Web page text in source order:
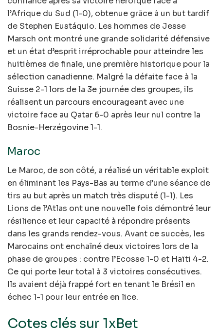
l’Afrique du Sud (1-0), obtenue grâce à un but tardif
de Stephen Eustáquio. Les hommes de Jesse
Marsch ont montré une grande solidarité défensive
et un état d’esprit irréprochable pour atteindre les
huitièmes de finale, une première historique pour la
sélection canadienne. Malgré la défaite face à la
Suisse 2-1 lors de la 3e journée des groupes, ils
réalisent un parcours encourageant avec une
victoire face au Qatar 6-0 après leur nul contre la
Bosnie-Herzégovine 1-1.
Maroc
Le Maroc, de son côté, a réalisé un véritable exploit
en éliminant les Pays-Bas au terme d’une séance de
tirs au but après un match très disputé (1-1). Les
Lions de l’Atlas ont une nouvelle fois démontré leur
résilience et leur capacité à répondre présents
dans les grands rendez-vous. Avant ce succès, les
Marocains ont enchaîné deux victoires lors de la
phase de groupes : contre l’Ecosse 1-0 et Haïti 4-2.
Ce qui porte leur total à 3 victoires consécutives.
Ils avaient déjà frappé fort en tenant le Brésil en
échec 1-1 pour leur entrée en lice.
Cotes clés sur 1xBet